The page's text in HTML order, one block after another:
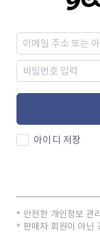
아이디 저장
안전한 개인정보 관
판매자 회원이 아닌